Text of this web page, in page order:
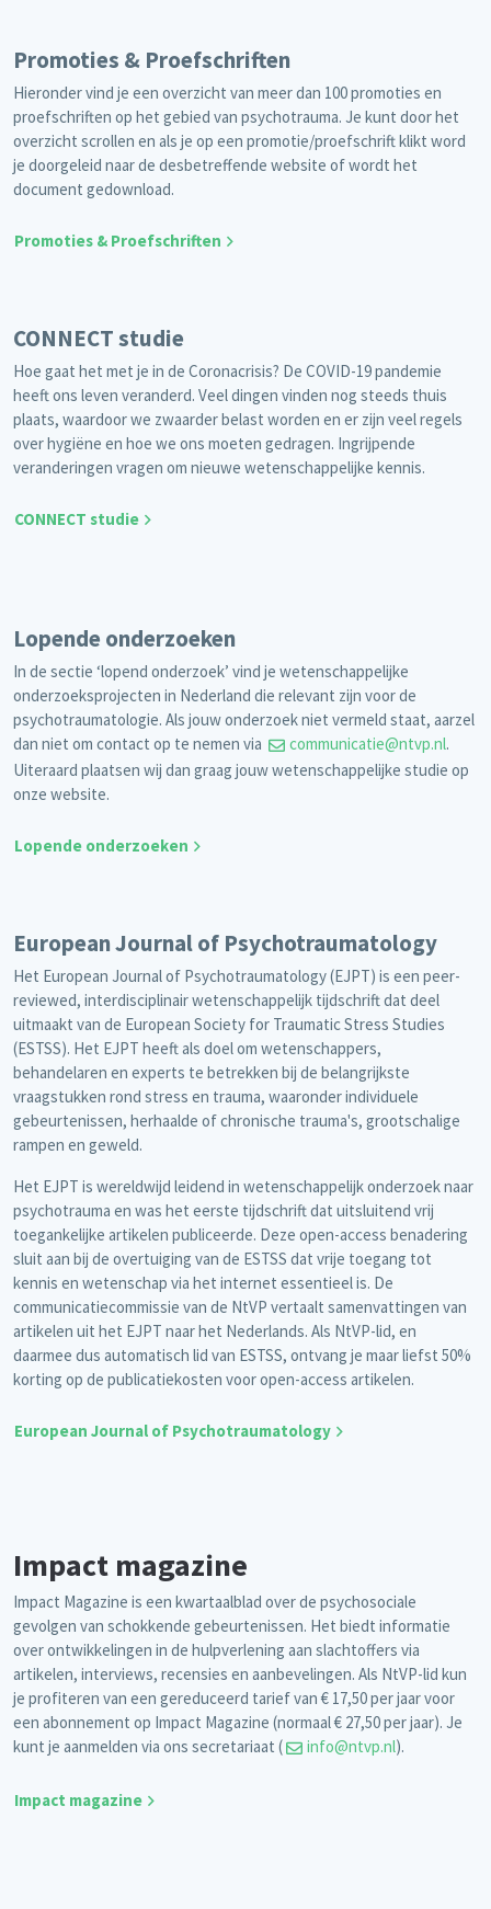
Promoties & Proefschriften
Hieronder vind je een overzicht van meer dan 100 promoties en
proefschriften op het gebied van psychotrauma. Je kunt door het
overzicht scrollen en als je op een promotie/proefschrift klikt word
je doorgeleid naar de desbetreffende website of wordt het
document gedownload.
Promoties & Proefschriften
CONNECT studie
Hoe gaat het met je in de Coronacrisis? De COVID-19 pandemie
heeft ons leven veranderd. Veel dingen vinden nog steeds thuis
plaats, waardoor we zwaarder belast worden en er zijn veel regels
over hygiëne en hoe we ons moeten gedragen. Ingrijpende
veranderingen vragen om nieuwe wetenschappelijke kennis.
CONNECT studie
Lopende onderzoeken
In de sectie ‘lopend onderzoek’ vind je wetenschappelijke
onderzoeksprojecten in Nederland die relevant zijn voor de
psychotraumatologie. Als jouw onderzoek niet vermeld staat, aarzel
dan niet om contact op te nemen via
communicatie@ntvp.nl.
Uiteraard plaatsen wij dan graag jouw wetenschappelijke studie op
onze website.
Lopende onderzoeken
European Journal of Psychotraumatology
Het European Journal of Psychotraumatology (EJPT) is een peer-
reviewed, interdisciplinair wetenschappelijk tijdschrift dat deel
uitmaakt van de European Society for Traumatic Stress Studies
(ESTSS). Het EJPT heeft als doel om wetenschappers,
behandelaren en experts te betrekken bij de belangrijkste
vraagstukken rond stress en trauma, waaronder individuele
gebeurtenissen, herhaalde of chronische trauma's, grootschalige
rampen en geweld.
Het EJPT is wereldwijd leidend in wetenschappelijk onderzoek naar
psychotrauma en was het eerste tijdschrift dat uitsluitend vrij
toegankelijke artikelen publiceerde. Deze open-access benadering
sluit aan bij de overtuiging van de ESTSS dat vrije toegang tot
kennis en wetenschap via het internet essentieel is. De
communicatiecommissie van de NtVP vertaalt samenvattingen van
artikelen uit het EJPT naar het Nederlands. Als NtVP-lid, en
daarmee dus automatisch lid van ESTSS, ontvang je maar liefst 50%
korting op de publicatiekosten voor open-access artikelen.
European Journal of Psychotraumatology
Impact magazine
Impact Magazine is een kwartaalblad over de psychosociale
gevolgen van schokkende gebeurtenissen. Het biedt informatie
over ontwikkelingen in de hulpverlening aan slachtoffers via
artikelen, interviews, recensies en aanbevelingen. Als NtVP-lid kun
je profiteren van een gereduceerd tarief van € 17,50 per jaar voor
een abonnement op Impact Magazine (normaal € 27,50 per jaar). Je
kunt je aanmelden via ons secretariaat (
info@ntvp.nl).
Impact magazine